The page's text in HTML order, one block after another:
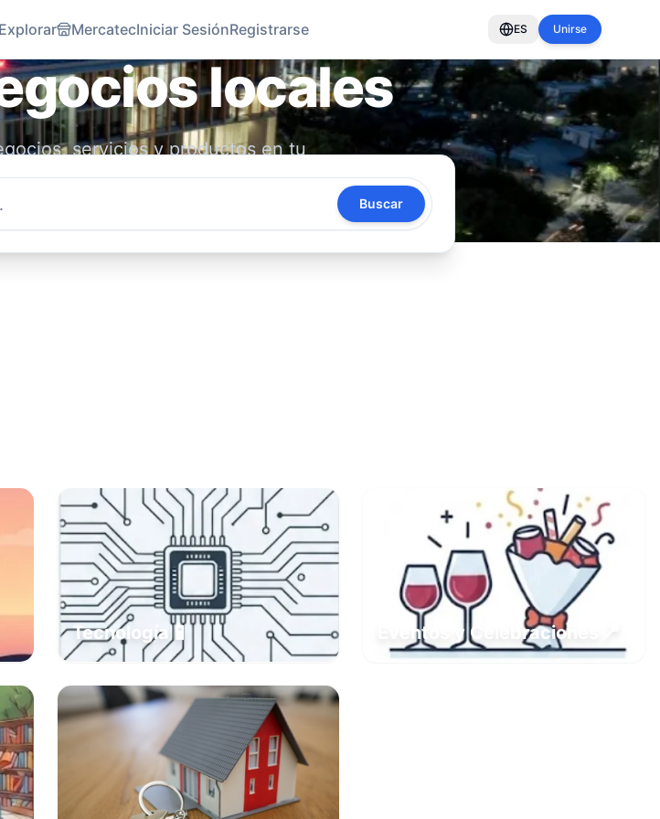
Explorar MercatecIniciar SesiónRegistrarse ES Unirse
locales
servicios y productos en tu
locales y apoya tu
Buscar
Tecnología 📱 Eventos y Celebraciones